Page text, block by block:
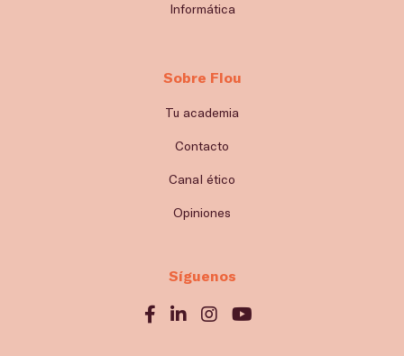
Informática
Sobre Flou
Tu academia
Contacto
Canal ético
Opiniones
Síguenos